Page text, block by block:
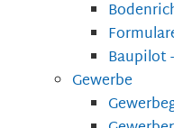
Baupilot
Gewerbe